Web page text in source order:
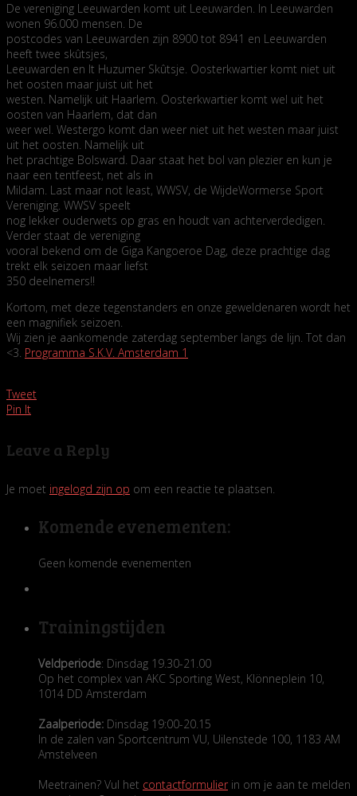
De vereniging Leeuwarden komt uit Leeuwarden. In Leeuwarden
wonen 96.000 mensen. De
postcodes van Leeuwarden zijn 8900 tot 8941 en Leeuwarden
heeft twee skûtsjes,
Leeuwarden en It Huzumer Skûtsje. Oosterkwartier komt niet uit
het oosten maar juist uit het
westen. Namelijk uit Haarlem. Oosterkwartier komt wel uit het
oosten van Haarlem, dat dan
weer wel. Westergo komt dan weer niet uit het westen maar juist
uit het oosten. Namelijk uit
het prachtige Bolsward. Daar staat het bol van plezier en kun je
naar een tentfeest, net als in
Mildam. Last maar not least, WWSV, de WijdeWormerse Sport
Vereniging. WWSV speelt
nog lekker ouderwets op gras en houdt van achterverdedigen.
Verder staat de vereniging
vooral bekend om de Giga Kangoeroe Dag, deze prachtige dag
trekt elk seizoen maar liefst
350 deelnemers!!
Kortom, met deze tegenstanders en onze geweldenaren wordt het
een magnifiek seizoen.
Wij zien je aankomende zaterdag september langs de lijn. Tot dan
<3. Programma S.K.V. Amsterdam 1
Tweet
Pin It
Leave a Reply
Je moet ingelogd zijn op om een reactie te plaatsen.
Komende evenementen:
Geen komende evenementen
Trainingstijden
Veldperiode: Dinsdag 19.30-21.00
Op het complex van AKC Sporting West, Klönneplein 10,
1014 DD Amsterdam
Zaalperiode: Dinsdag 19:00-20.15
In de zalen van Sportcentrum VU, Uilenstede 100, 1183 AM
Amstelveen
Meetrainen? Vul het contactformulierin om je aan te melden